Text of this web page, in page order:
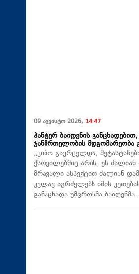
09 აგვისტო 2026, 14:47
ჰანტერ ბაიდენის
ჯანმრთელობის მდგომარეობა
„კიბო გავრცელდა,
ქსოვილებშიც არის. ეს ძალიან
მრავალი ასპექტით ძალიან
კვლავ აგრძელებს იმის
განაცხადა უმცროსმა ბაიდენმა.